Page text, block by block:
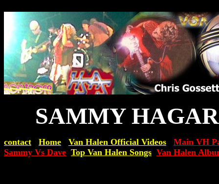
SAMMY
contact Home Van Halen Official Videos
Main VH
Sammy Vs Dave Top Van Halen Songs Van Halen